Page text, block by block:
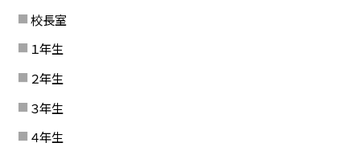
校長室
１年生
２年生
３年生
４年生